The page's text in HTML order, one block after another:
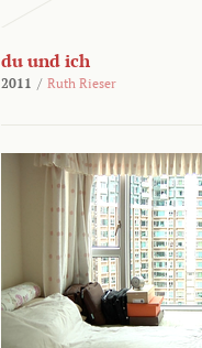
du und ich
2011 / Ruth Rieser